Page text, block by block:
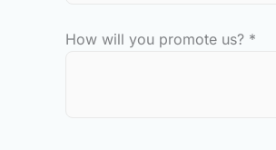
How will you promote us? *